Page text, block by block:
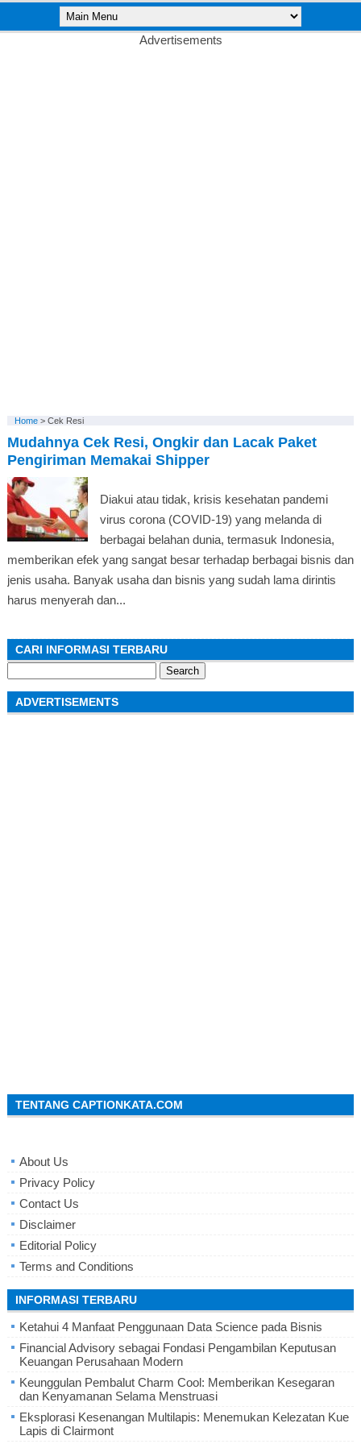
Advertisements
Home> Cek Resi
Mudahnya Cek Resi, Ongkir dan Lacak Paket
Pengiriman Memakai Shipper
Diakui atau tidak, krisis kesehatan pandemi
virus corona (COVID-19) yang melanda di
berbagai belahan dunia, termasuk Indonesia,
memberikan efek yang sangat besar terhadap berbagai bisnis dan
jenis usaha. Banyak usaha dan bisnis yang sudah lama dirintis
harus menyerah dan...
CARI INFORMASI TERBARU
for:
ADVERTISEMENTS
TENTANG CAPTIONKATA.COM
About Us
Privacy Policy
Contact Us
Disclaimer
Editorial Policy
Terms and Conditions
INFORMASI TERBARU
Ketahui 4 Manfaat Penggunaan Data Science pada Bisnis
Financial Advisory sebagai Fondasi Pengambilan Keputusan
Keuangan Perusahaan Modern
Keunggulan Pembalut Charm Cool: Memberikan Kesegaran
dan Kenyamanan Selama Menstruasi
Eksplorasi Kesenangan Multilapis: Menemukan Kelezatan Kue
Lapis di Clairmont